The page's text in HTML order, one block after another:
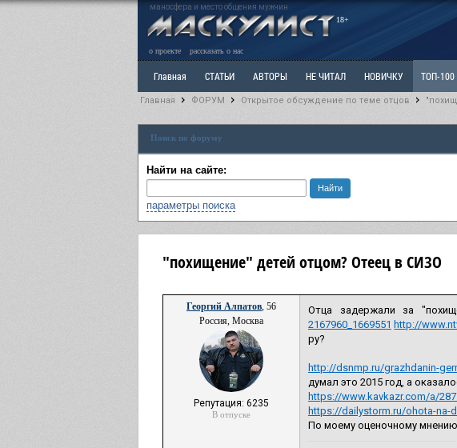
маносфера и место общения мужчин
18+
о проекте рассказать о нас
Главная СТАТЬИ АВТОРЫ НЕ ЧИТАЛ НОВИЧКУ ТОП-100
Ветка: Расстаюсь или Развожусь. САНЧАС Ветка: Наболевшее.
РАЗДЕЛ: Разное
Главная ФОРУМ Открытое обсуждение по теме отцов
Поиск по форуму
Найти на сайте:
параметры поиска
"похищение" детей отцом? Отеец в СИЗО
Георгий Алпатов, 56
Россия, Москва
Репутация: 6235
В отпуске
Отца задержали за
2167960_1669551 http://
ру?
http://dsnmp.ru/grazhdanin-
думал это 2015 год, а
https://www.kavkazr.com/a/
https://dailystorm.ru/ohota-na-
По моему оценочному